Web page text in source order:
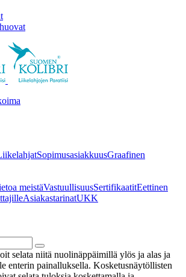
SopimusasiakkuusGraafinen
meistäVastuullisuusSertifikaatitEettinen
AsiakastarinatUKK
selata niitä nuolinäppäimillä ylös ja alas ja
enterin painalluksella. Kosketusnäytöllisten